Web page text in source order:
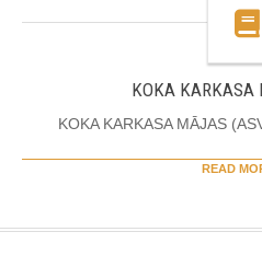
KOKA KARKASA
KOKA KARKASA MĀJAS
READ